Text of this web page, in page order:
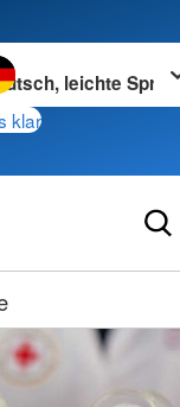
wechseln zu
klar